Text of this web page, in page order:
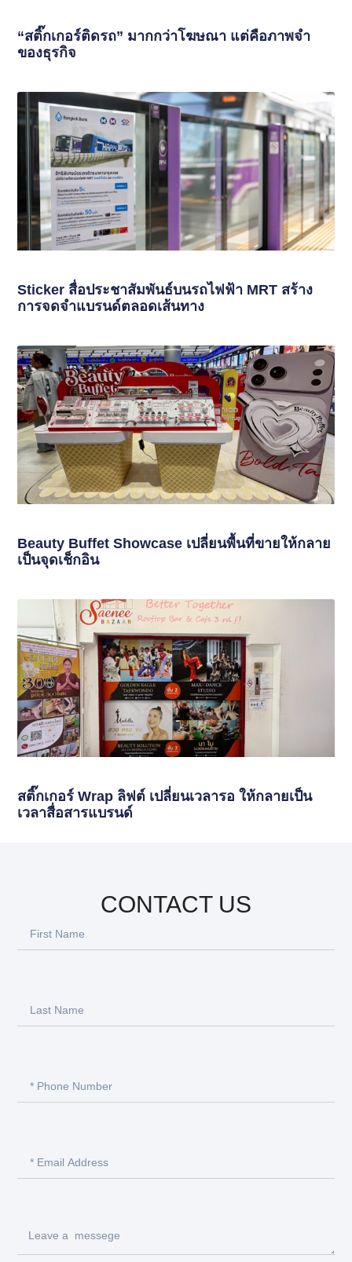
“สติ๊กเกอร์ติดรถ” มากกว่าโฆษณา แต่คือภาพจำ
ของธุรกิจ
Sticker สื่อประชาสัมพันธ์บนรถไฟฟ้า MRT สร้าง
การจดจำแบรนด์ตลอดเส้นทาง
Beauty Buffet Showcase เปลี่ยนพื้นที่ขายให้กลาย
เป็นจุดเช็กอิน
สติ๊กเกอร์ Wrap ลิฟต์ เปลี่ยนเวลารอ ให้กลายเป็น
เวลาสื่อสารแบรนด์
CONTACT US